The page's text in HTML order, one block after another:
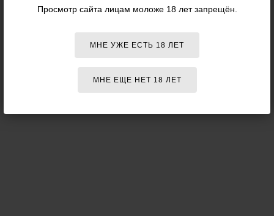
Просмотр сайта лицам моложе 18 лет запрещён.
МНЕ УЖЕ ЕСТЬ 18 ЛЕТ
МНЕ ЕЩЕ НЕТ 18 ЛЕТ